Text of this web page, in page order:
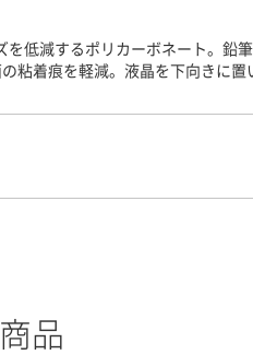
低減するポリカーボネート。鉛
粘着痕を軽減。液晶を下向きに置
品